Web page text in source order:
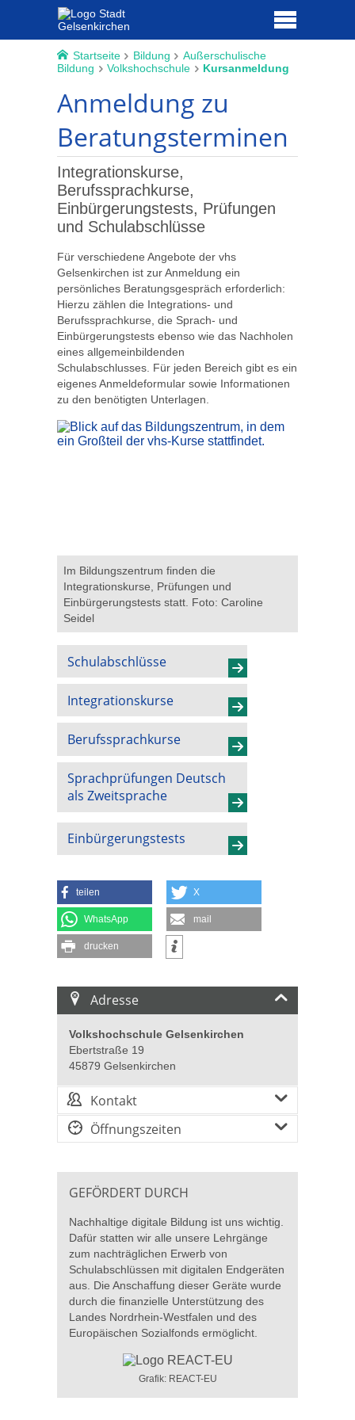
Startseite Bildung
Außerschulische
Bildung
Volkshochschule Kursanmeldung
Anmeldung zu
Beratungsterminen
Integrationskurse,
Berufssprachkurse,
Einbürgerungstests, Prüfungen
und Schulabschlüsse
Für verschiedene Angebote der vhs
Gelsenkirchen ist zur Anmeldung ein
persönliches Beratungsgespräch erforderlich:
Hierzu zählen die Integrations- und
Berufssprachkurse, die Sprach- und
Einbürgerungstests ebenso wie das Nachholen
eines allgemeinbildenden
Schulabschlusses. Für jeden Bereich gibt es ein
eigenes Anmeldeformular sowie Informationen
zu den benötigten Unterlagen.
Im Bildungszentrum finden die
Integrationskurse, Prüfungen und
Einbürgerungstests statt. Foto: Caroline
Seidel
Schulabschlüsse
Integrationskurse
Berufssprachkurse
Sprachprüfungen Deutsch
als Zweitsprache
Einbürgerungstests
teilen X
WhatsApp mail
drucken
Adresse
Volkshochschule Gelsenkirchen
Ebertstraße 19
45879 Gelsenkirchen
Kontakt
Öffnungszeiten
GEFÖRDERT DURCH
Nachhaltige digitale Bildung ist uns wichtig.
Dafür statten wir alle unsere Lehrgänge
zum nachträglichen Erwerb von
Schulabschlüssen mit digitalen Endgeräten
aus. Die Anschaffung dieser Geräte wurde
durch die finanzielle Unterstützung des
Landes Nordrhein-Westfalen und des
Europäischen Sozialfonds ermöglicht.
Grafik: REACT-EU